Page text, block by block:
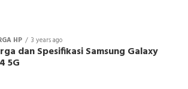
HP 3 years ago
dan Spesifikasi Samsung Galaxy
5G